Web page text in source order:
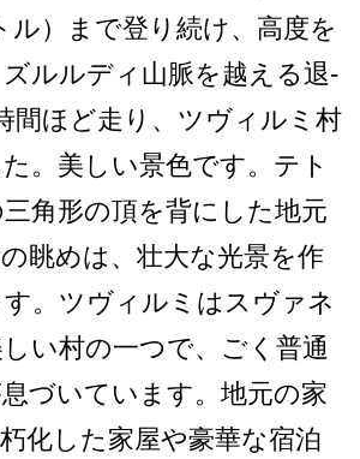
ル）まで登り­続け、高度を
ルルディ山脈を越える退­
間ほど走り、ツヴィルミ村
。美しい景色です。テト
角形の頂­を背にした地元
眺めは、壮大な光景を­作
。ツヴィルミはスヴァネ
い村の一つで、ごく普通
づいてい­ます。地元の家
化した家屋や豪華な宿­泊